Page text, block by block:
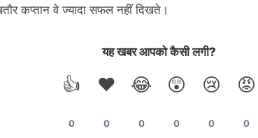
कप्तान वे ज्यादा सफल नहीं दिखते।
यह खबर आपको कैसी लगी?
👍
0
❤️
0
😂
0
😲
0
😢
0
😡
0